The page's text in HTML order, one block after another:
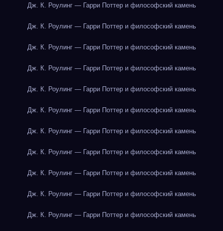
Дж. К. Роулинг — Гарри Поттер и философский камень
Дж. К. Роулинг — Гарри Поттер и философский камень
Дж. К. Роулинг — Гарри Поттер и философский камень
Дж. К. Роулинг — Гарри Поттер и философский камень
Дж. К. Роулинг — Гарри Поттер и философский камень
Дж. К. Роулинг — Гарри Поттер и философский камень
Дж. К. Роулинг — Гарри Поттер и философский камень
Дж. К. Роулинг — Гарри Поттер и философский камень
Дж. К. Роулинг — Гарри Поттер и философский камень
Дж. К. Роулинг — Гарри Поттер и философский камень
Дж. К. Роулинг — Гарри Поттер и философский камень